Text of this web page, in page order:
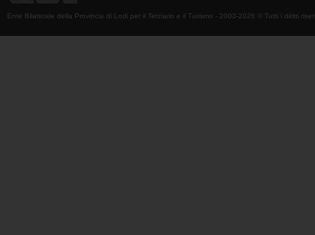
Ente Bilaterale della Provincia di Lodi per il Terziario e il Turismo - 2003-2026 © Tutti i diritti